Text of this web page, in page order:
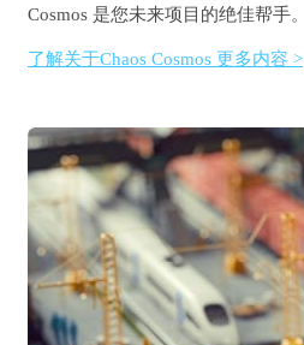
Cosmos 是您未来项目的绝佳帮手。
了解关于Chaos Cosmos 更多内容 >